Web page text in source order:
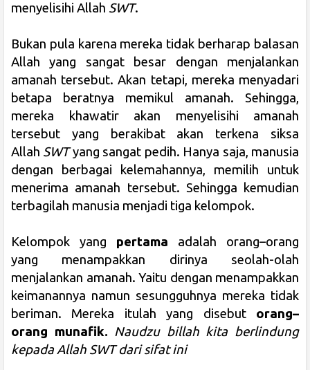
menyelisihi Allah SWT.
Bukan pula karena mereka tidak berharap balasan
Allah yang sangat besar dengan menjalankan
amanah tersebut. Akan tetapi, mereka menyadari
betapa beratnya memikul amanah. Sehingga,
mereka khawatir akan menyelisihi amanah
tersebut yang berakibat akan terkena siksa
Allah SWT yang sangat pedih. Hanya saja, manusia
dengan berbagai kelemahannya, memilih untuk
menerima amanah tersebut. Sehingga kemudian
terbagilah manusia menjadi tiga kelompok.
Kelompok yang pertama adalah orang–orang
yang menampakkan dirinya seolah-olah
menjalankan amanah. Yaitu dengan menampakkan
keimanannya namun sesungguhnya mereka tidak
beriman. Mereka itulah yang disebutorang–
orang munafik. Naudzu billah kita berlindung
kepada Allah SWT dari sifat ini